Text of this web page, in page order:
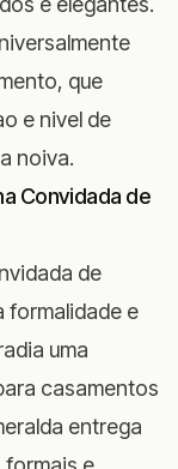
que
e nivel de
noiva.
Convidada de
de
formalidade e
uma
casamentos
entrega